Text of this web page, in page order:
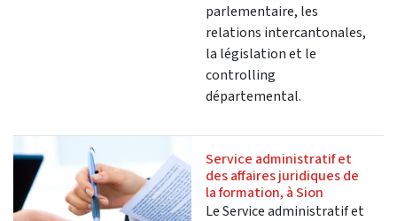
parlementaire, les
relations intercantonales,
la législation et le
controlling
départemental.
Service administratif et
des affaires juridiques de
la formation, à Sion
Le Service administratif et